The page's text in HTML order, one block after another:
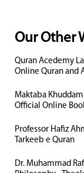
Our Other
Quran Acedemy
Online Quran and
Maktaba
Official Online
Professor Hafiz
Tarkeeb e Quran
Dr. Muhammad